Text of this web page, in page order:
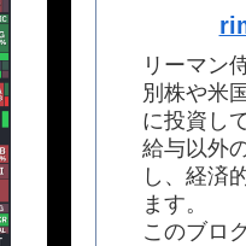
リーマン
別株や米
に投資し
給与以外
し、経済
ます。
このブロ